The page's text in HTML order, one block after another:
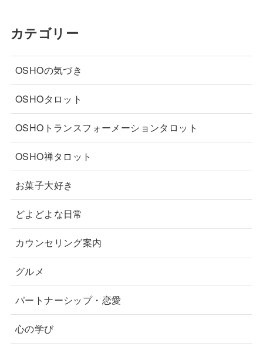
カテゴリー
OSHOの気づき
OSHOタロット
OSHOトランスフォーメーションタロット
OSHO禅タロット
お菓子大好き
どよどよな日常
カウンセリング案内
グルメ
パートナーシップ・恋愛
心の学び